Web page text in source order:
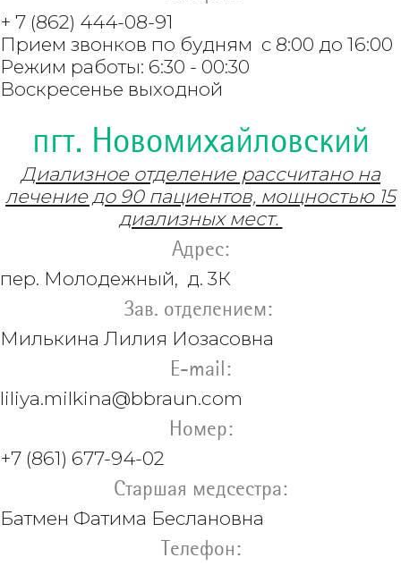
+ 7 (862) 444-08-91
Прием звонков по будням с 8:00 до 16:00
Режим работы: 6:30 - 00:30
Воскресенье выходной
пгт. Новомихайловский
Диализное отделение рассчитано на
лечение до 90 пациентов, мощностью 15
диализных мест.
Адрес:
пер. Молодежный, д. 3К
Зав. отделением:
Милькина Лилия Иозасовна
E-mail:
liliya.milkina@bbraun.com
Номер:
+7 (861) 677-94-02
Старшая медсестра:
Батмен Фатима Беслановна
Телефон: